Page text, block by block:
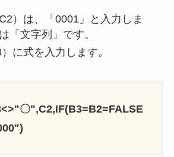
）は、「0001」と入力しま
「文字列」です。
に式を入力します。
〇",C2,IF(B3=B2=FALSE